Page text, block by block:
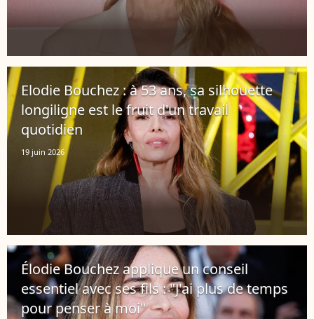
Elodie Bouchez : à 53 ans, sa silhouette
longiligne est le fruit d'un travail
quotidien
19 juin 2026
Élodie Bouchez applique un conseil
essentiel avec ses fils : "J'ai plus de temps
pour penser à moi"